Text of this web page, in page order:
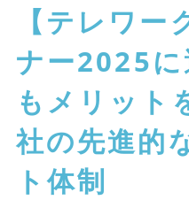
【テレワー
ナー2025に
もメリット
社の先進的
ト体制